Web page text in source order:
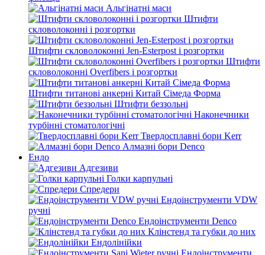
Альгінатні маси
Штифти
скловолоконні і розгортки
Штифти скловолоконні Jen-Esterpost і розгортки
Штифти
скловолоконні Overfibers і розгортки
Штифти титанові анкерні Китай Сімеда Форма
Штифти беззольні
Наконечники
турбінні стоматологічні
Твердосплавні бори Kerr
Алмазні бори Denco
Ендо
Адгезиви
Голки карпульні
Спредери
Ендоінструменти VDW
ручні
Ендоінструменти Denco
Клінстенд та губки до них
Ендолінійки
Ендоінструменти